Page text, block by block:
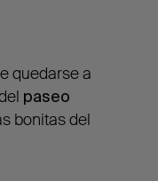
quedarse a
paseo
bonitas del